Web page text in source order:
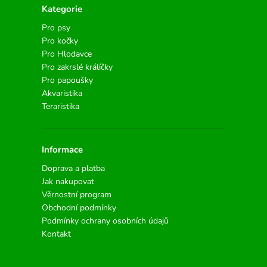
Kategorie
Pro psy
Pro kočky
Pro Hlodavce
Pro zakrslé králíčky
Pro papoušky
Akvaristika
Teraristika
Informace
Doprava a platba
Jak nakupovat
Věrnostní program
Obchodní podmínky
Podmínky ochrany osobních údajů
Kontakt